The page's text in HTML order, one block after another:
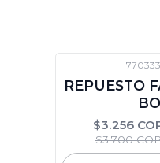
REPUESTO
$3.256
$3.700